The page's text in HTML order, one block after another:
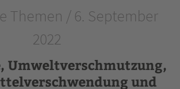
Themen / 6. September
2022
Umweltverschmutzung,
und